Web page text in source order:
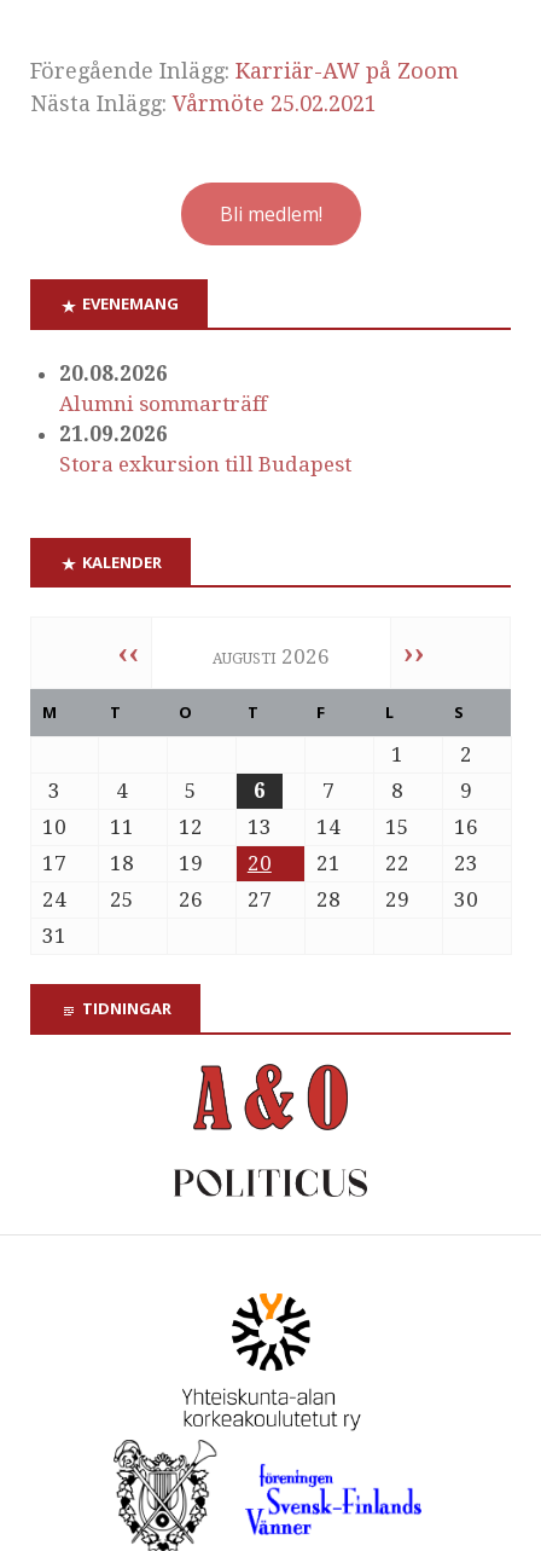
Föregående Inlägg: Karriär-AW på Zoom
Nästa Inlägg:Vårmöte 25.02.2021
Bli medlem!
EVENEMANG
20.08.2026
Alumni sommarträff
21.09.2026
Stora exkursion till Budapest
KALENDER
‹‹ augusti 2026 ››
M T O T F L S
1
2
3
4 5 6 7 8
9
10
11 12 13 14 15
16
17
18 19 20 21 22
23
24
25 26 27 28 29
30
31
TIDNINGAR